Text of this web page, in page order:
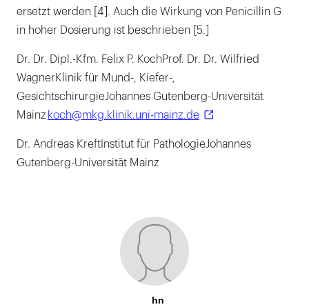
ersetzt werden [4]. Auch die Wirkung von Penicillin G
in hoher Dosierung ist beschrieben [5.]
Dr. Dr. Dipl.-Kfm. Felix P. KochProf. Dr. Dr. Wilfried
WagnerKlinik für Mund-, Kiefer-,
GesichtschirurgieJohannes Gutenberg-Universität
Mainz koch@mkg.klinik.uni-mainz.de
Dr. Andreas KreftInstitut für PathologieJohannes
Gutenberg-Universität Mainz
hn